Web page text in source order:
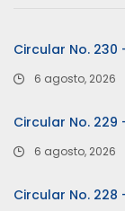
Circular No. 230
6 agosto, 2026
Circular No. 229
6 agosto, 2026
Circular No. 228